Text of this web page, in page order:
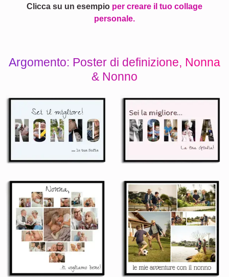
Clicca su un esempio per creare il tuo collage
personale.
Argomento: Poster di definizione, Nonna
& Nonno